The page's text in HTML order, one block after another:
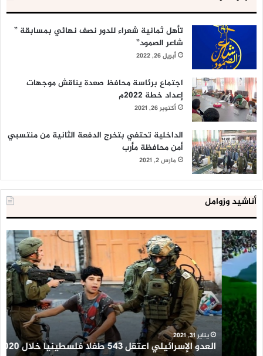
تأهل ثمانية شعراء للدور نصف نهائي بمسابقة ”
شاعر الصمود”
أبريل 26, 2022
اجتماع برئاسة محافظ صعدة يناقش موجهات
إعداد خطة 2022م
أكتوبر 26, 2021
الداخلية تحتفي بتخرج الدفعة الثانية من منتسبي
أمن محافظة مأرب
مارس 2, 2021
أناشيد وزوامل
العدو
الإسرائيلي
اعتقل
543
طفلا
فلسطينيا
خلال
2020
يناير 31, 2021
العدو الإسرائيلي اعتقل 543 طفلا فلسطينيا خلال 2020